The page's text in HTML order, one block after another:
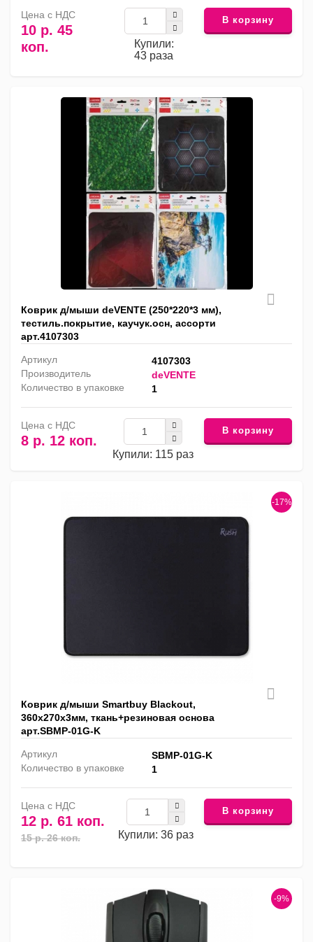
Цена с НДС
10 р. 45
коп.
Купили:
43 раза
В корзину
Коврик д/мыши deVENTE (250*220*3 мм),
тестиль.покрытие, каучук.осн, ассорти
арт.4107303
Артикул
4107303
Производитель
deVENTE
Количество в упаковке
1
Цена с НДС
8 р. 12 коп.
Купили: 115 раз
В корзину
-17%
Коврик д/мыши Smartbuy Blackout,
360х270х3мм, ткань+резиновая основа
арт.SBMP-01G-K
Артикул
SBMP-01G-K
Количество в упаковке
1
Цена с НДС
12 р. 61 коп.
15 р. 26 коп. Купили: 36 раз
В корзину
-9%